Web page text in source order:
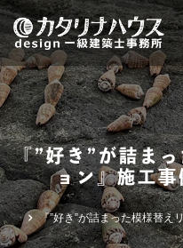
Skip
to
content
『”好き”が詰ま
ョン』施工
『”好き”が詰まった模様替え